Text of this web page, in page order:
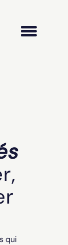
qui